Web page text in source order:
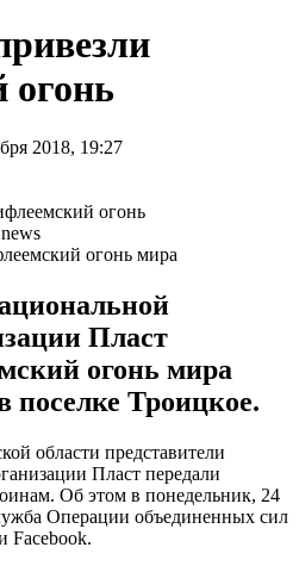
огонь
2018, 19:27
огонь мира
Пласт
огонь мира
поселке Троицкое.
области представители
Пласт передали
Об этом в понедельник, 24
Операции объединенных сил
Facebook.